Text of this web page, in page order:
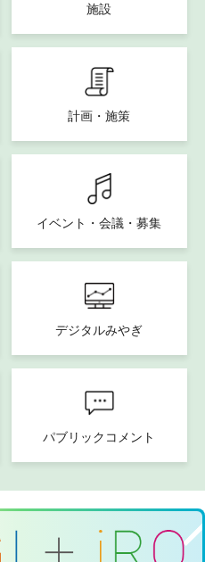
施設
計画・施策
イベント・会議・募集
デジタルみやぎ
パブリックコメント